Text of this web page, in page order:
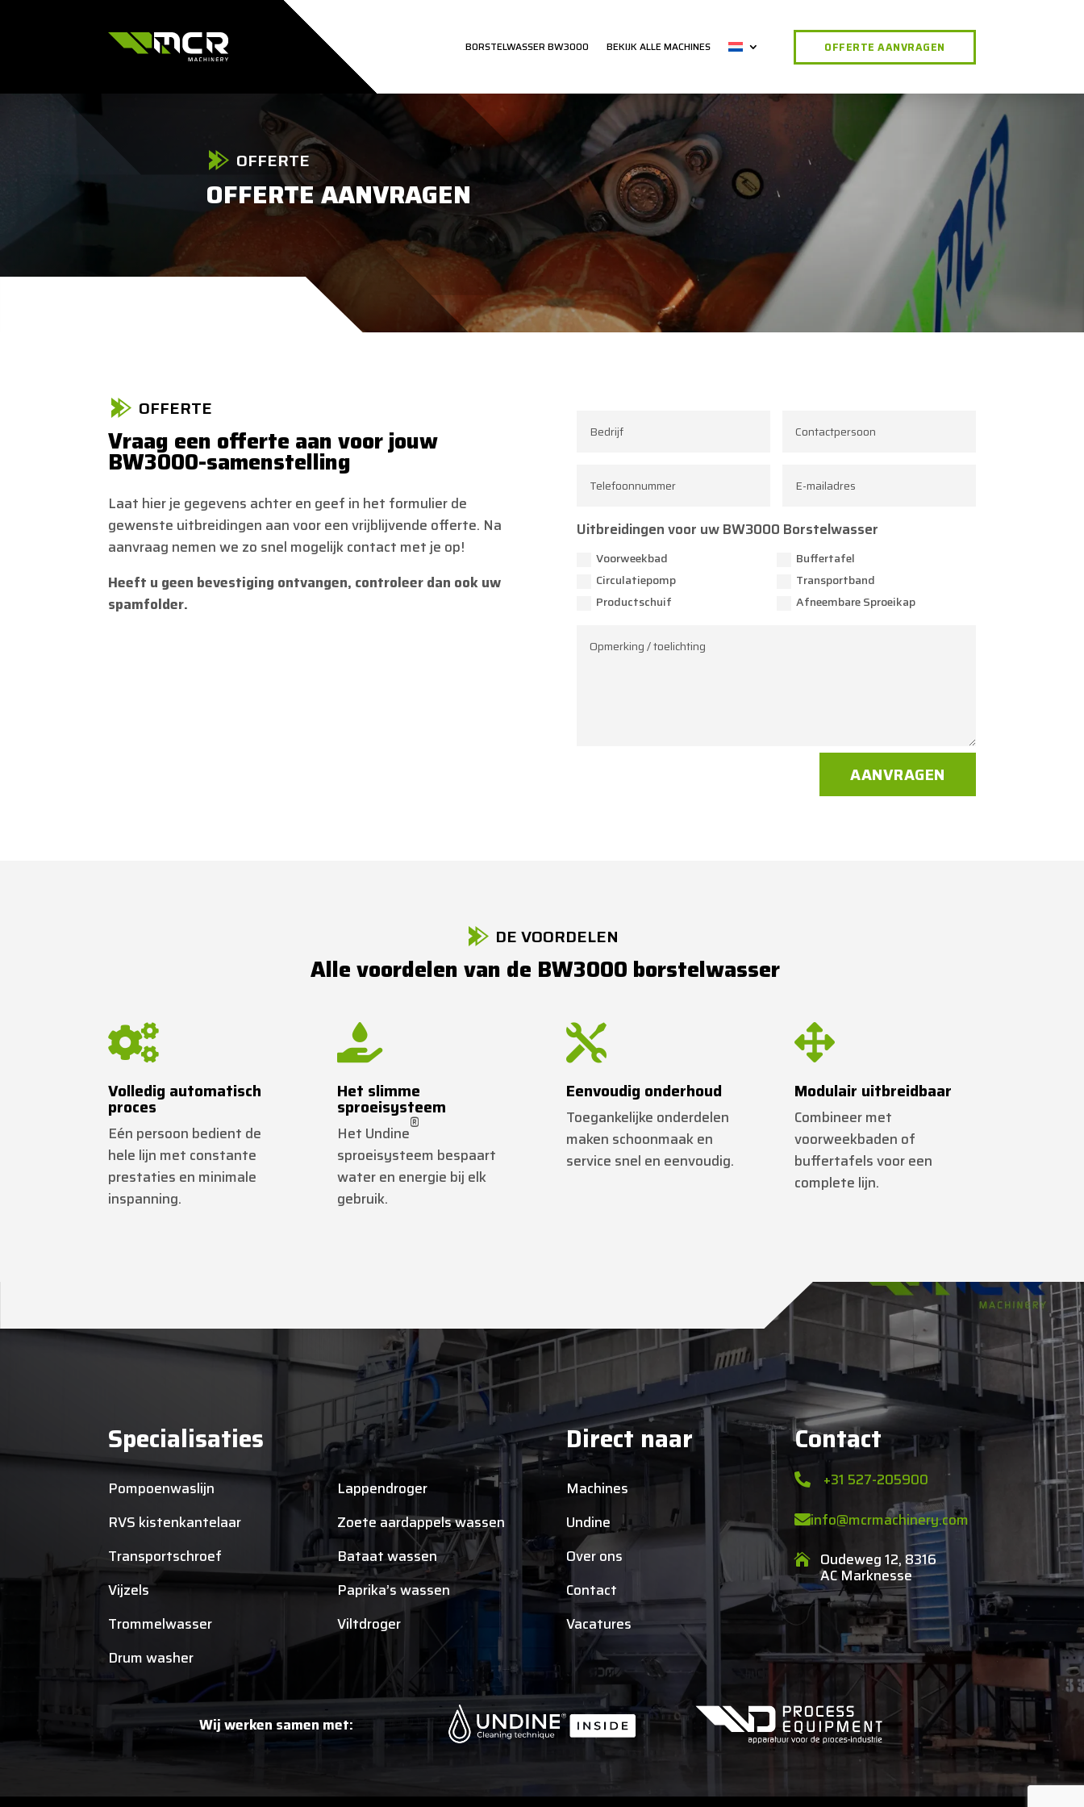
BORSTELWASSER BW3000 BEKIJK ALLE MACHINES OFFERTE AANVRAGEN
OFFERTE
OFFERTE AANVRAGEN
OFFERTE
Vraag een offerte aan voor jouw
BW3000-samenstelling
Laat hier je gegevens achter en geef in het formulier de
gewenste uitbreidingen aan voor een vrijblijvende offerte. Na
aanvraag nemen we zo snel mogelijk contact met je op!
Heeft u geen bevestiging ontvangen, controleer dan ook uw
spamfolder.
Uitbreidingen voor uw BW3000 Borstelwasser
Voorweekbad
Buffertafel
Circulatiepomp
Transportband
Productschuif
Afneembare Sproeikap
AANVRAGEN
DE VOORDELEN
Alle voordelen van de BW3000 borstelwasser

Volledig automatisch
proces
Eén persoon bedient de
hele lijn met constante
prestaties en minimale
inspanning.

Het slimme
sproeisysteem
Het Undine
®
sproeisysteem bespaart
water en energie bij elk
gebruik.

Eenvoudig onderhoud
Toegankelijke onderdelen
maken schoonmaak en
service snel en eenvoudig.

Modulair uitbreidbaar
Combineer met
voorweekbaden of
buffertafels voor een
complete lijn.
Specialisaties
Pompoenwaslijn
RVS kistenkantelaar
Transportschroef
Vijzels
Trommelwasser
Drum washer
Lappendroger
Zoete aardappels wassen
Bataat wassen
Paprika’s wassen
Viltdroger
Direct naar
Machines
Undine
Over ons
Contact
Vacatures
Contact
 +31 527-205900
info@mcrmachinery.com
 Oudeweg 12, 8316
AC Marknesse
Wij werken samen met: